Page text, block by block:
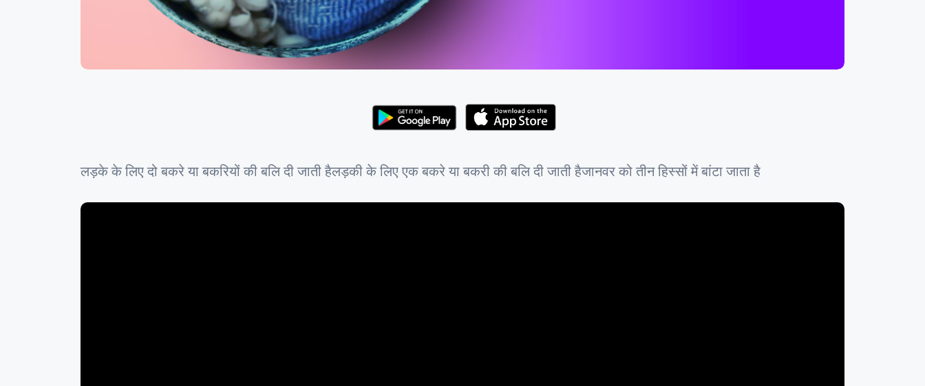
लड़के के लिए दो बकरे या बकरियों की बलि दी जाती हैलड़की के लिए एक बकरे या बकरी की बलि दी जाती हैजानवर को तीन हिस्सों में बांटा जाता है